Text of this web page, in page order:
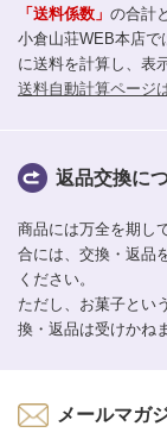
「送料係数」 の合計と
小倉山荘WEB本店で
に送料を計算し、表
送料自動計算ページ
返品交換に
商品には万全を期し
合には、交換・返品
ください。
ただし、お菓子とい
換・返品は受けかね
メールマガ